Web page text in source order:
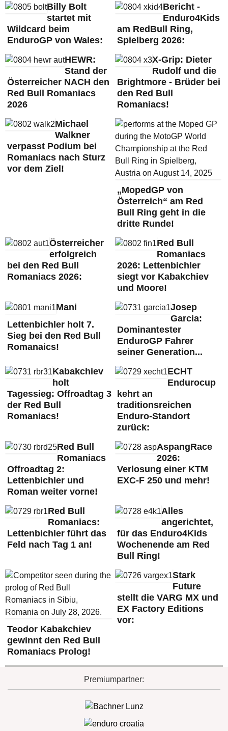
Billy Bolt
startet mit
Wildcard beim
EnduroGP von Wales:
Bericht -
Enduro4Kids
am RedBull Ring,
Spielberg 2026:
HEWR:
Stand der
Österreicher NACH den
Red Bull Romaniacs
2026
X-Grip: Dieter
Rudolf und die
Brightmore - Brüder bei
den Red Bull
Romaniacs!
Michael
Walkner
verpasst Podium bei
Romaniacs nach Sturz
vor dem Ziel!
„MopedGP von
Österreich“ am Red
Bull Ring geht in die
dritte Runde!
Österreicher
erfolgreich
bei den Red Bull
Romaniacs 2026:
Red Bull
Romaniacs
2026: Lettenbichler
siegt vor Kabakchiev
und Moore!
Mani
Lettenbichler holt 7.
Sieg bei den Red Bull
Romanaics!
Josep
Garcia:
Dominantester
EnduroGP Fahrer
seiner Generation...
Kabakchiev
holt
Tagessieg: Offroadtag 3
der Red Bull
Romaniacs!
ECHT
Endurocup
kehrt an
traditionsreichen
Enduro-Standort
zurück:
Red Bull
Romaniacs
Offroadtag 2:
Lettenbichler und
Roman weiter vorne!
AspangRace
2026:
Verlosung einer KTM
EXC-F 250 und mehr!
Red Bull
Romaniacs:
Lettenbichler führt das
Feld nach Tag 1 an!
Alles
angerichtet,
für das Enduro4Kids
Wochenende am Red
Bull Ring!
Teodor Kabakchiev
gewinnt den Red Bull
Romaniacs Prolog!
Stark
Future
stellt die VARG MX und
EX Factory Editions
vor:
Premiumpartner: